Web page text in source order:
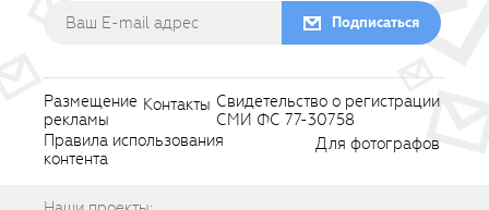
Подписаться
Размещение
рекламы
Контакты Свидетельство о регистрации
СМИ ФС 77-30758
Правила использования
контента
Для фотографов